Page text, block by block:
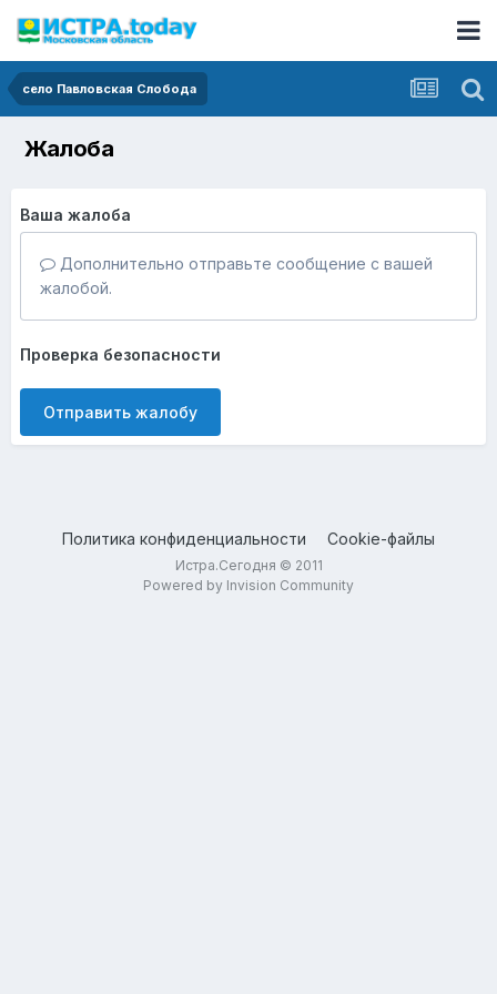
село Павловская Слобода
Жалоба
Ваша жалоба
Дополнительно отправьте сообщение с вашей
жалобой.
Проверка безопасности
Отправить жалобу
Политика конфиденциальности Cookie-файлы
Истра.Сегодня © 2011
Powered by Invision Community